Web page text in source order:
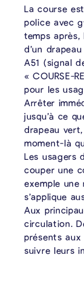
La course
police avec
temps après,
d’un
A51 (signal
« COURSE-
pour les
Arrêter
jusqu’à ce
drapeau
moment-là
Les usagers
couper une
exemple
s’applique
Aux
circulation.
présents
suivre leurs